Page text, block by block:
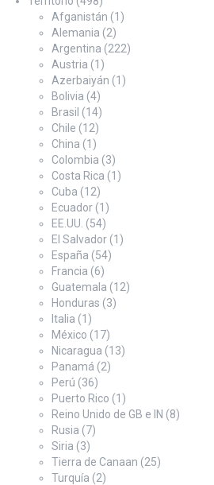
Afganistán (1)
Alemania (2)
Argentina (222)
Austria (1)
Azerbaiyán (1)
Bolivia (4)
Brasil (14)
Chile (12)
China (1)
Colombia (3)
Costa Rica (1)
Cuba (12)
Ecuador (1)
EE.UU. (54)
El Salvador (1)
España (54)
Francia (6)
Guatemala (12)
Honduras (3)
Italia (1)
México (17)
Nicaragua (13)
Panamá (2)
Perú (36)
Puerto Rico (1)
Reino Unido de GB e IN (8)
Rusia (7)
Siria (3)
Tierra de Canaan (25)
Turquía (2)